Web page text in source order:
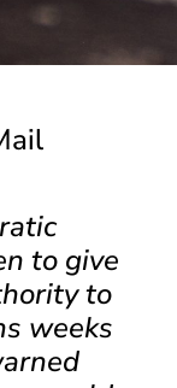
to give
to
weeks